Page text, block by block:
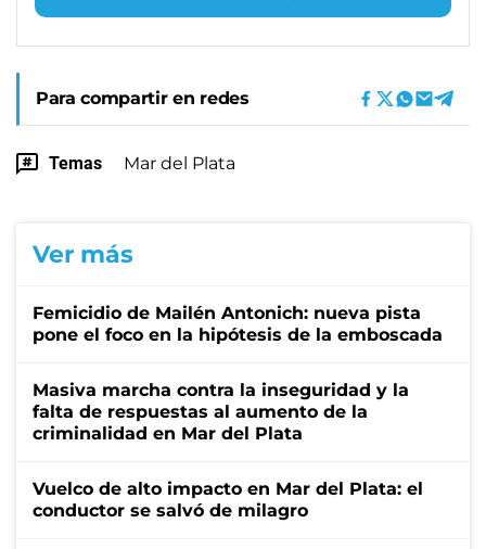
Para compartir en redes
Temas Mar del Plata
Ver más
Femicidio de Mailén Antonich: nueva pista
pone el foco en la hipótesis de la emboscada
Masiva marcha contra la inseguridad y la
falta de respuestas al aumento de la
criminalidad en Mar del Plata
Vuelco de alto impacto en Mar del Plata: el
conductor se salvó de milagro